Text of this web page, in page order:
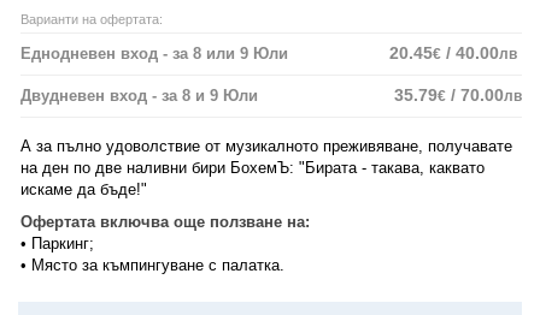
Варианти на офертата:
Еднодневен вход - за 8 или 9 Юли 20.45€ / 40.00лв
Двудневен вход - за 8 и 9 Юли 35.79€ / 70.00лв
А за пълно удоволствие от музикалното преживяване, получавате
на ден по две наливни бири БохемЪ: "Бирата - такава, каквато
искаме да бъде!"
Офертата включва още ползване на:
• Паркинг;
• Място за къмпингуване с палатка.